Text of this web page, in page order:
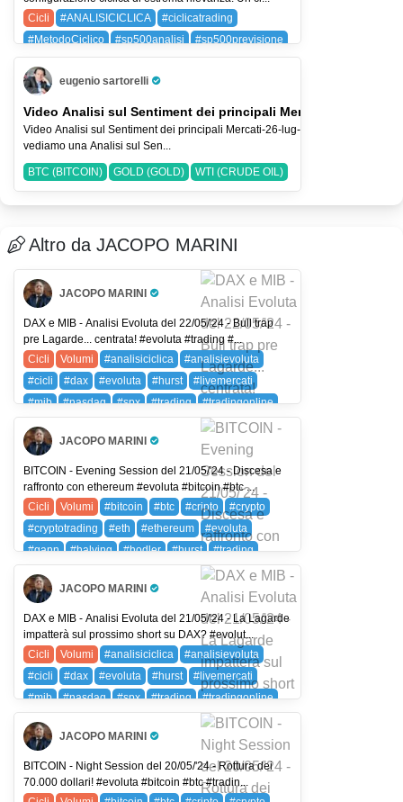
Cicli
#ANALISICICLICA
#ciclicatrading
#MetodoCiclico
#sp500analisi
#sp500previsione
SPX (SP 500)
eugenio sartorelli
Pro Trader
Video Analisi sul Sentiment dei principali Mercati-26-lug-2026
Video Analisi sul Sentiment dei principali Mercati-26-lug-2026 Nel Video
vediamo una Analisi sul Sen...
BTC (BITCOIN) GOLD (GOLD) WTI (CRUDE OIL)
Altro da JACOPO MARINI
JACOPO MARINI
Pro Trader
DAX e MIB - Analisi Evoluta del 22/05/'24 - Bull trap
pre Lagarde... centrata! #evoluta #trading #...
Cicli
Volumi #analisiciclica
#analisievoluta
#cicli
#dax #evoluta #hurst
#livemercati
#mib
#nasdaq #spx #trading
#tradingonline
FIB (FTSE MIB)
NDX (NASDAQ 100)
SPX (SP 500) SPXC (SPX)
JACOPO MARINI
Pro Trader
BITCOIN - Evening Session del 21/05/'24 - Discesa e
raffronto con ethereum #evoluta #bitcoin #btc ...
Cicli
Volumi #bitcoin #btc #cripto
#crypto
#cryptotrading
#eth #ethereum
#evoluta
#gann
#halving #hodler #hurst
#trading
BTC (BITCOIN)
ETH (ETHEREUM)
JACOPO MARINI
Pro Trader
DAX e MIB - Analisi Evoluta del 21/05/'24 - La Lagarde
impatterà sul prossimo short su DAX? #evolut...
Cicli
Volumi #analisiciclica
#analisievoluta
#cicli
#dax #evoluta #hurst
#livemercati
#mib
#nasdaq #spx #trading
#tradingonline
FIB (FTSE MIB)
NDX (NASDAQ 100)
SPX (SP 500) SPXC (SPX)
JACOPO MARINI
Pro Trader
BITCOIN - Night Session del 20/05/'24 - Rottura dei
70.000 dollari! #evoluta #bitcoin #btc #tradin...